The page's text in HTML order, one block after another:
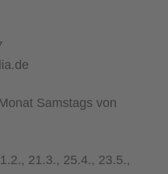
Samstags von
21.3., 25.4., 23.5.,